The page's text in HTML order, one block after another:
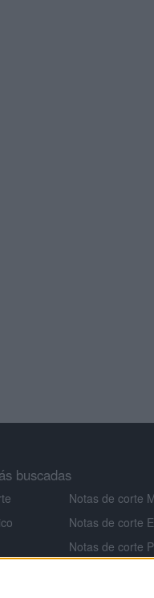
buscadas
Notas de corte
Notas de corte
Notas de corte